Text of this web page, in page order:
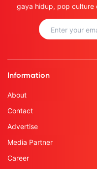
gaya hidup, pop culture
Information
About
Contact
Advertise
Media Partner
Career